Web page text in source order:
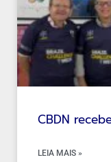
CBDN
LEIA MAIS »